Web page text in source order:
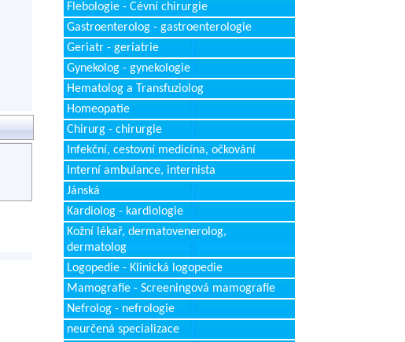
Flebologie - Cévní chirurgie
Gastroenterolog - gastroenterologie
Geriatr - geriatrie
Gynekolog - gynekologie
Hematolog a Transfuziolog
Homeopatie
Chirurg - chirurgie
Infekční, cestovní medicína, očkování
Interní ambulance, internista
Jánská
Kardiolog - kardiologie
Kožní lékař, dermatovenerolog,
dermatolog
Logopedie - Klinická logopedie
Mamografie - Screeningová mamografie
Nefrolog - nefrologie
neurčená specializace